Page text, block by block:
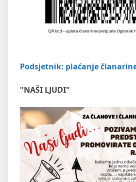
Podsjetnik: plaćanje
"NAŠI LJUDI"